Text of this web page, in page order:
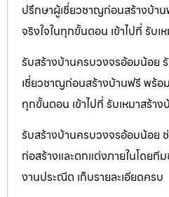
ปรึกษาผู้เชี่ยวชาญก่อนสร้างบ้า
จริงใจในทุกขั้นตอน เข้าไปที่ รับ
รับสร้างบ้านครบวงจรอ้อมน้อย
เชี่ยวชาญก่อนสร้างบ้านฟรี พร้อม
ทุกขั้นตอน เข้าไปที่ รับเหมาสร้า
รับสร้างบ้านครบวงจรอ้อมน้อย
ก่อสร้างและตกแต่งภายในโดยที
งานประณีต เก็บรายละเอียดครบ